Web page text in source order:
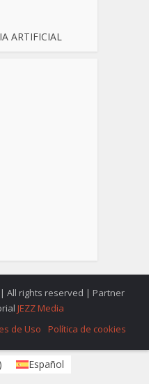
ARTIFICIAL
All rights reserved | Partner
JEZZ Media
de Uso Política de cookies
) Español